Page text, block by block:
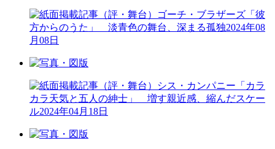
（評・舞台）ゴーチ・ブラザーズ「彼
方からのうた」 淡青色の舞台、深まる孤独2024年08
月08日
（評・舞台）シス・カンパニー「カラ
カラ天気と五人の紳士」 増す親近感、縮んだスケー
ル2024年04月18日